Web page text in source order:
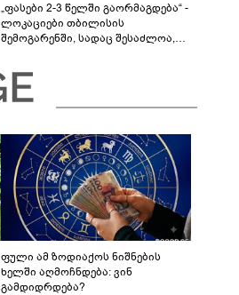
„ფასები 2-3 წელში გაორმაგდება“ -
ლოკაციები თბილისის
შემოგარენში, სადაც შესაძლოა,
ფული ამ ზოდიაქოს ნიშნების
ხელში აღმოჩნდება: ვინ
გამდიდრდება?